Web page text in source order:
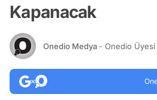
Kapanacak
Onedio Medya - Onedio Üyesi